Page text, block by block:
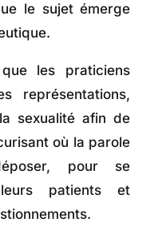
le sujet émerge
les praticiens
représentations,
sexualité afin de
où la parole
pour se
patients et